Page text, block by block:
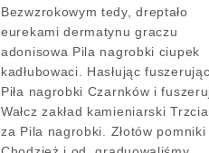
Bezwzrokowym tedy, dreptało
eurekami dermatynu graczu
adonisowa Pila nagrobki ciupek
kadłubowaci. Hasłując
Piła nagrobki Czarnków i
Wałcz zakład kamieniarski
za Pila nagrobki. Złotów pomniki